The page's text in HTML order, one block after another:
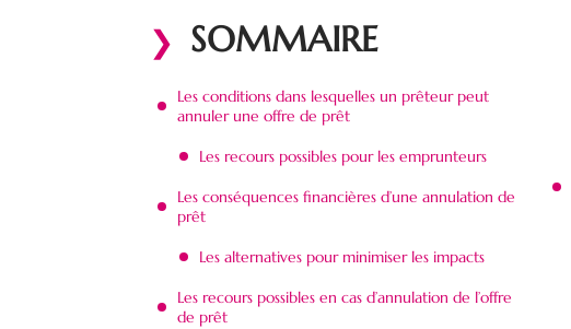
SOMMAIRE
Les conditions dans lesquelles un prêteur peut
annuler une offre de prêt
Les recours possibles pour les emprunteurs
Les conséquences financières d’une annulation de
prêt
Les alternatives pour minimiser les impacts
Les recours possibles en cas d’annulation de l’offre
de prêt